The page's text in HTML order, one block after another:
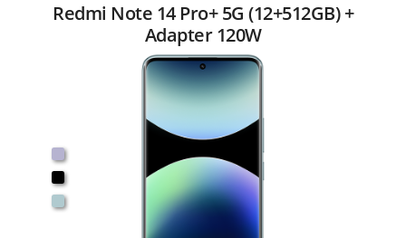
Redmi Note 14 Pro+ 5G (12+512GB) +
Adapter 120W